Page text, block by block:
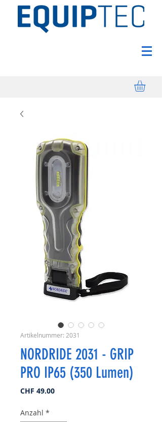
Artikelnummer: 2031
NORDRIDE 2031 - GRIP
PRO IP65 (350 Lumen)
CHF 49.00Preis
Anzahl *